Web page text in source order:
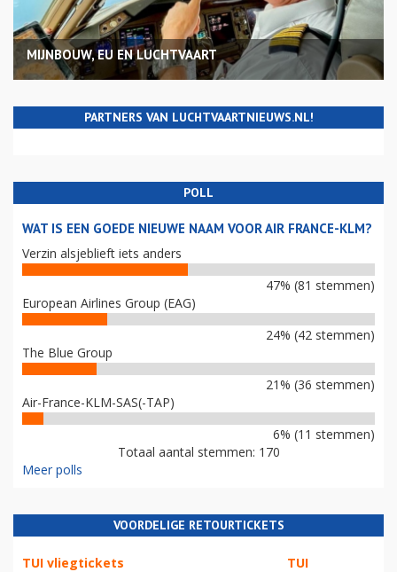
MIJNBOUW, EU EN LUCHTVAART
PARTNERS VAN LUCHTVAARTNIEUWS.NL!
POLL
WAT IS EEN GOEDE NIEUWE NAAM VOOR AIR FRANCE-KLM?
Verzin alsjeblieft iets anders
47% (81 stemmen)
European Airlines Group (EAG)
24% (42 stemmen)
The Blue Group
21% (36 stemmen)
Air-France-KLM-SAS(-TAP)
6% (11 stemmen)
Totaal aantal stemmen: 170
Meer polls
VOORDELIGE RETOURTICKETS
TUI vliegtickets TUI